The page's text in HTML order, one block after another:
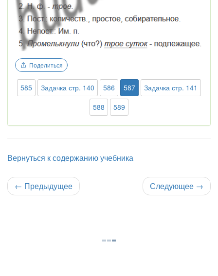
Поделиться
585 Задачка стр. 140 586 587
Задачка стр. 141
588
589
Вернуться к содержанию учебника
← Предыдущее Следующее →